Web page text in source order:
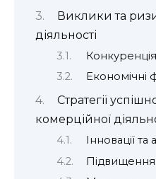
Виклики та
діяльності
Економічні
Стратегії
комерційної
Інновації та
Підвищення